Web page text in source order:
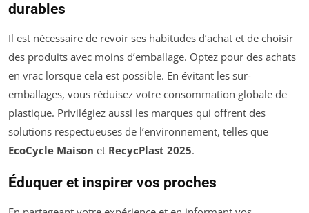
durables
Il est nécessaire de revoir ses habitudes d’achat et de choisir
des produits avec moins d’emballage. Optez pour des achats
en vrac lorsque cela est possible. En évitant les sur-
emballages, vous réduisez votre consommation globale de
plastique. Privilégiez aussi les marques qui offrent des
solutions respectueuses de l’environnement, telles que
EcoCycle Maison et RecycPlast 2025.
Éduquer et inspirer vos proches